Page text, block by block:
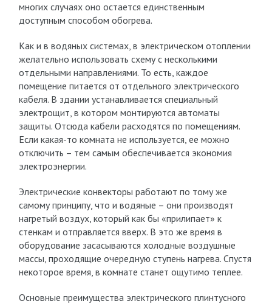
многих случаях оно остается единственным
доступным способом обогрева.
Как и в водяных системах, в электрическом отоплении
желательно использовать схему с несколькими
отдельными направлениями. То есть, каждое
помещение питается от отдельного электрического
кабеля. В здании устанавливается специальный
электрощит, в котором монтируются автоматы
защиты. Отсюда кабели расходятся по помещениям.
Если какая-то комната не используется, ее можно
отключить – тем самым обеспечивается экономия
электроэнергии.
Электрические конвекторы работают по тому же
самому принципу, что и водяные – они производят
нагретый воздух, который как бы «прилипает» к
стенкам и отправляется вверх. В это же время в
оборудование засасываются холодные воздушные
массы, проходящие очередную ступень нагрева. Спустя
некоторое время, в комнате станет ощутимо теплее.
Основные преимущества электрического плинтусного